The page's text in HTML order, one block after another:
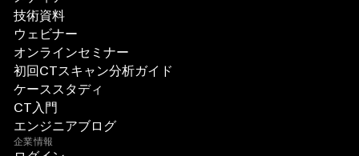
技術資料
ウェビナー
オンラインセミナー
初回CTスキャン分析ガイド
ケーススタディ
CT入門
エンジニアブログ
企業情報